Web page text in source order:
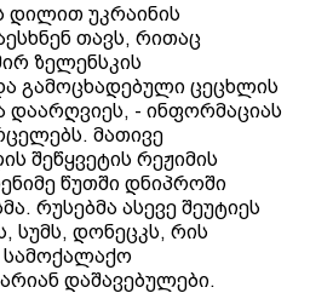
დილით უკრაინის
თავს, რითაც
ზელენსკის
გამოცხადებული ცეცხლის
დაარღვიეს, - ინფორმაციას
მათივე
შეწყვეტის რეჟიმის
წუთში დნიპროში
რუსებმა ასევე შეუტიეს
სუმს, დონეცკს, რის
სამოქალაქო
დაშავებულები.